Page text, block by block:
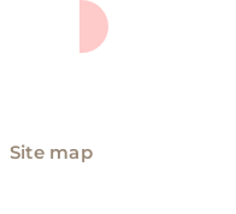
Site map